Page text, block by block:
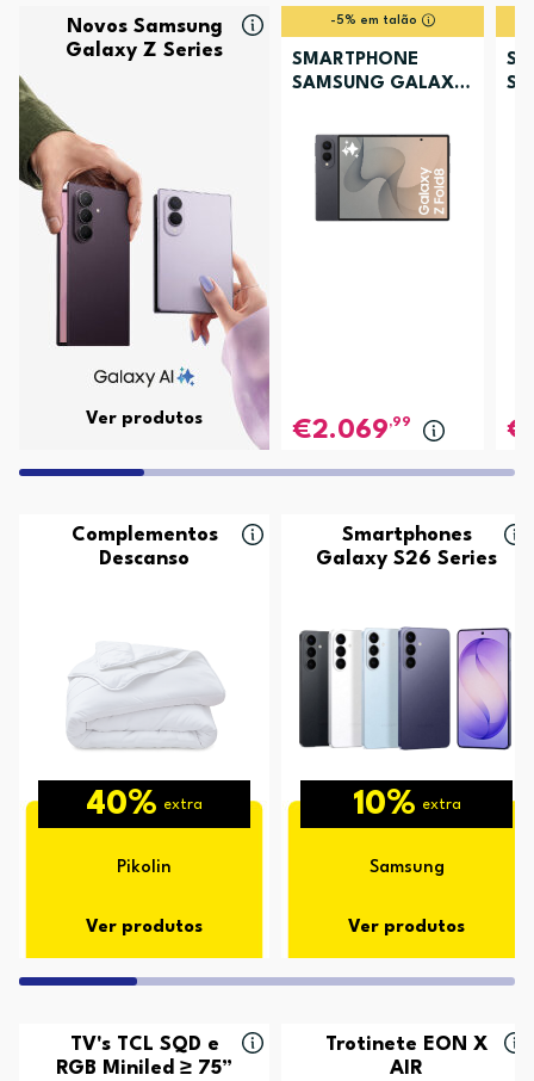
Novos Samsung
Galaxy Z Series
Ver produtos
-5% em talão
SMARTPHONE
SAMSUNG GALAXY
GRAFITE
2.069,99
Complementos
Descanso
40% extra
Pikolin
Ver produtos
Smartphones
Galaxy S26 Series
10% extra
Samsung
Ver produtos
TV's TCL SQD e
RGB Miniled ≥ 75”
Trotinete EON X
AIR